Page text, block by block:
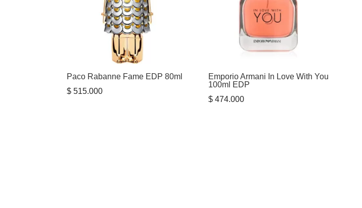
Paco Rabanne Fame EDP 80ml
$ 515.000
Emporio Armani In Love With You
100ml EDP
$ 474.000